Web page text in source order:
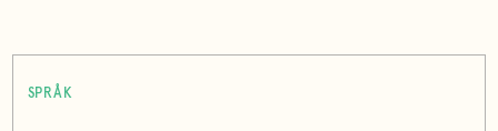
SPRÅK